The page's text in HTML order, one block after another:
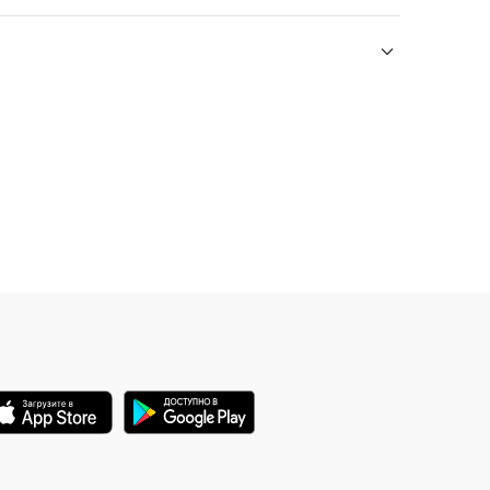
прогуляетесь по Придворцовому